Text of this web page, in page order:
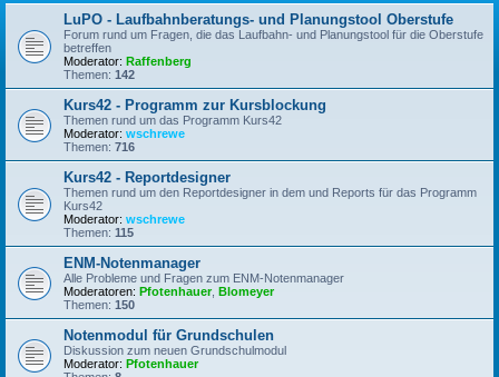
LuPO - Laufbahnberatungs- und Planungstool Oberstufe
Forum rund um Fragen, die das Laufbahn- und Planungstool für die Oberstufe
betreffen
Moderator: Raffenberg
Themen: 142
Kurs42 - Programm zur Kursblockung
Themen rund um das Programm Kurs42
Moderator: wschrewe
Themen: 716
Kurs42 - Reportdesigner
Themen rund um den Reportdesigner in dem und Reports für das Programm
Kurs42
Moderator: wschrewe
Themen: 115
ENM-Notenmanager
Alle Probleme und Fragen zum ENM-Notenmanager
Moderatoren: Pfotenhauer, Blomeyer
Themen: 150
Notenmodul für Grundschulen
Diskussion zum neuen Grundschulmodul
Moderator: Pfotenhauer